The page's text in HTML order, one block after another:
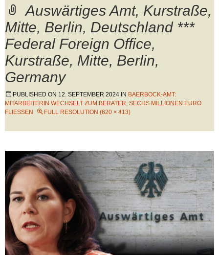
Auswärtiges Amt, Kurstraße,
Mitte, Berlin, Deutschland ***
Federal Foreign Office,
Kurstraße, Mitte, Berlin,
Germany
PUBLISHED ON 12. SEPTEMBER 2024 IN BAERBOCK-AMT:
MITARBEITERIN WECHSELT ZUM BERATER, SECHS MILLIONEN EURO
FLIESSEN
FULL RESOLUTION (620 × 413)